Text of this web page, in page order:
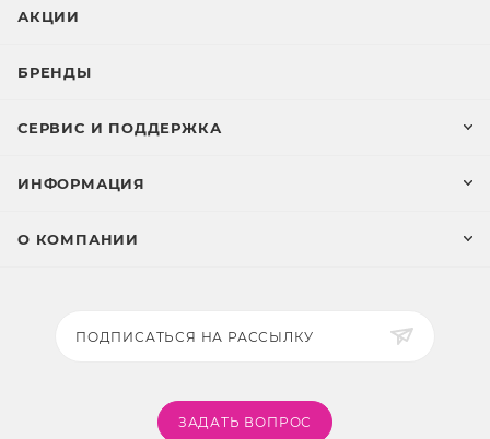
АКЦИИ
БРЕНДЫ
СЕРВИС И ПОДДЕРЖКА
ИНФОРМАЦИЯ
О КОМПАНИИ
ПОДПИСАТЬСЯ НА РАССЫЛКУ
ЗАДАТЬ ВОПРОС